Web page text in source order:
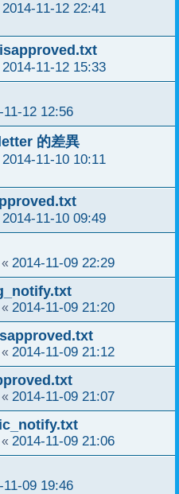
2014-11-12 22:41
2014-11-12 15:33
11-12 12:56
的差異
2014-11-10 10:11
2014-11-10 09:49
« 2014-11-09 22:29
« 2014-11-09 21:20
« 2014-11-09 21:12
« 2014-11-09 21:07
« 2014-11-09 21:06
11-09 19:46